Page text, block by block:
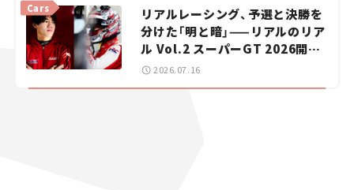
リアルレーシング、予選と決勝を
分けた「明と暗」——リアルのリア
ル Vol.2 スーパーGT 2026開幕
戦 岡山国際サーキット
Cars
2026.07.16